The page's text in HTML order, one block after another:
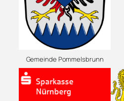
Gemeinde Pommelsbrunn